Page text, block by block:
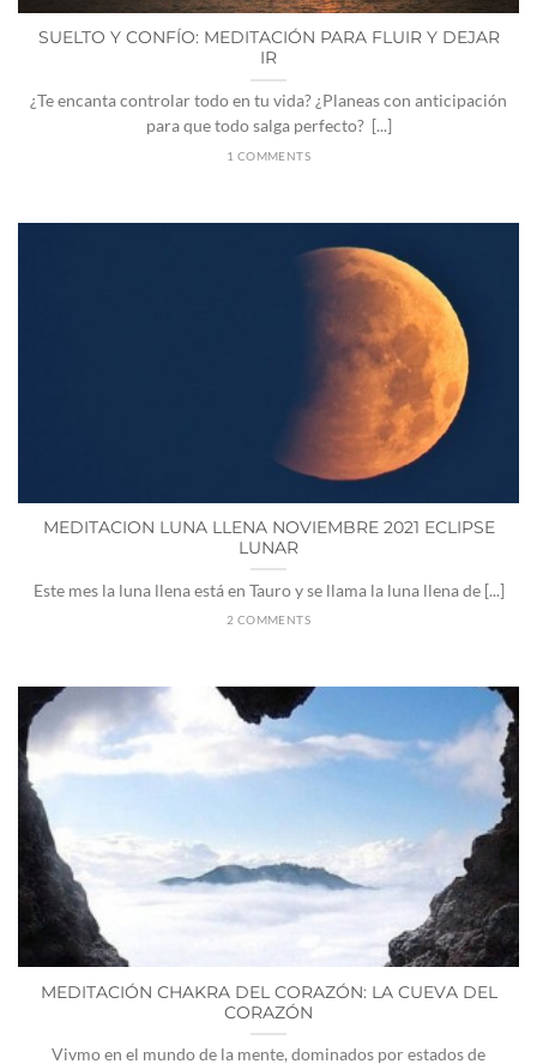
SUELTO Y CONFÍO: MEDITACIÓN PARA FLUIR Y DEJAR
IR
¿Te encanta controlar todo en tu vida? ¿Planeas con anticipación
para que todo salga perfecto? [...]
1 COMMENTS
MEDITACION LUNA LLENA NOVIEMBRE 2021 ECLIPSE
LUNAR
Este mes la luna llena está en Tauro y se llama la luna llena de [...]
2 COMMENTS
MEDITACIÓN CHAKRA DEL CORAZÓN: LA CUEVA DEL
CORAZÓN
Vivmo en el mundo de la mente, dominados por estados de